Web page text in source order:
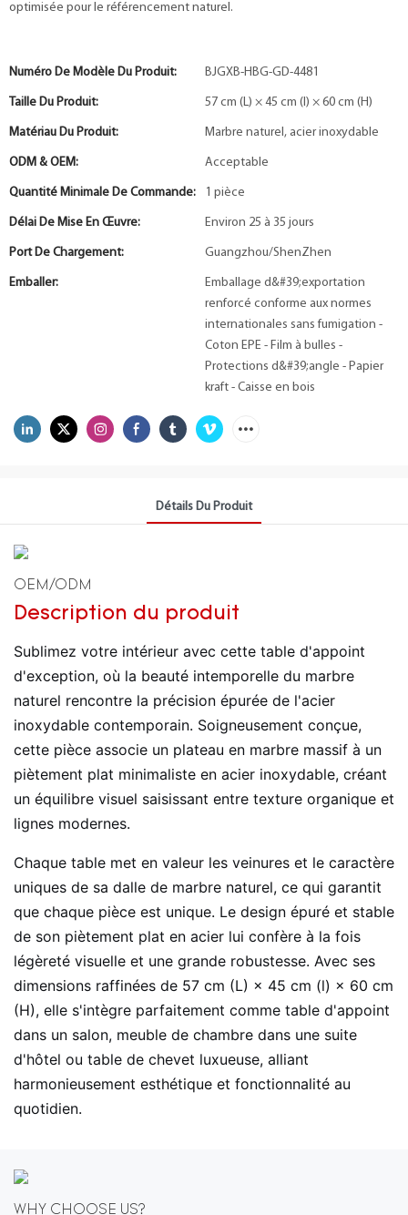
optimisée pour le référencement naturel.
Numéro De Modèle Du Produit: BJGXB-HBG-GD-4481
Taille Du Produit: 57 cm (L) × 45 cm (l) × 60 cm (H)
Matériau Du Produit: Marbre naturel, acier inoxydable
ODM & OEM: Acceptable
Quantité Minimale De Commande: 1 pièce
Délai De Mise En Œuvre: Environ 25 à 35 jours
Port De Chargement: Guangzhou/ShenZhen
Emballer:
Emballage d&#39;exportation
renforcé conforme aux normes
internationales sans fumigation -
Coton EPE - Film à bulles -
Protections d&#39;angle - Papier
kraft - Caisse en bois
Détails Du Produit
OEM/ODM
Description du produit
Sublimez votre intérieur avec cette table d'appoint
d'exception, où la beauté intemporelle du marbre
naturel rencontre la précision épurée de l'acier
inoxydable contemporain. Soigneusement conçue,
cette pièce associe un plateau en marbre massif à un
piètement plat minimaliste en acier inoxydable, créant
un équilibre visuel saisissant entre texture organique et
lignes modernes.
Chaque table met en valeur les veinures et le caractère
uniques de sa dalle de marbre naturel, ce qui garantit
que chaque pièce est unique. Le design épuré et stable
de son piètement plat en acier lui confère à la fois
légèreté visuelle et une grande robustesse. Avec ses
dimensions raffinées de 57 cm (L) × 45 cm (l) × 60 cm
(H), elle s'intègre parfaitement comme table d'appoint
dans un salon, meuble de chambre dans une suite
d'hôtel ou table de chevet luxueuse, alliant
harmonieusement esthétique et fonctionnalité au
quotidien.
WHY CHOOSE US?